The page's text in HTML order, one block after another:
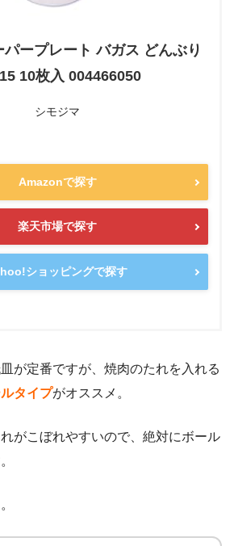
ープレート バガス どんぶり
10枚入 004466050
シモジマ
Amazonで探す
楽天市場で探す
ショッピングで探す
が定番ですが、焼肉のたれを入れる
タイプがオススメ。
がこぼれやすいので、絶対にボール